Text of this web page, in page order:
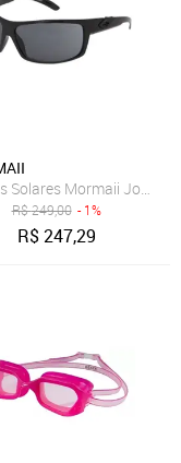
Solares Mormaii Joaca
R$249,00 - 1%
R$247,29